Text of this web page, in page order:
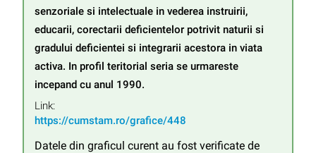
senzoriale si intelectuale in vederea instruirii,
educarii, corectarii deficientelor potrivit naturii si
gradului deficientei si integrarii acestora in viata
activa. In profil teritorial seria se urmareste
incepand cu anul 1990.
Link:
https://cumstam.ro/grafice/448
Datele din graficul curent au fost verificate de